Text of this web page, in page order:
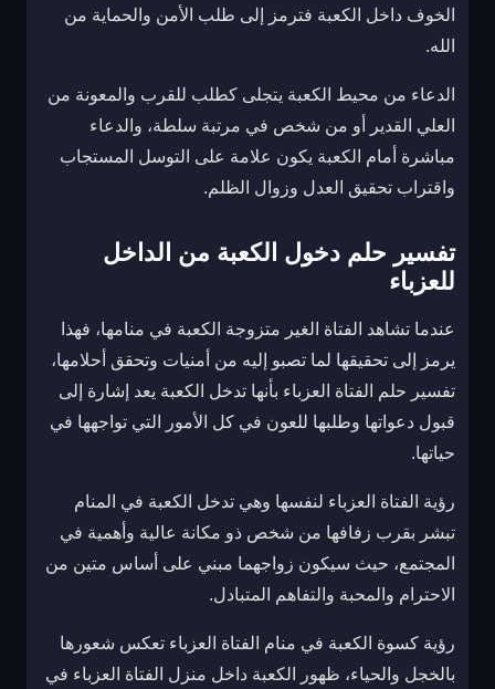
الخوف داخل الكعبة فترمز إلى طلب الأمن والحماية من
الله.
الدعاء من محيط الكعبة يتجلى كطلب للقرب والمعونة من
العلي القدير أو من شخص في مرتبة سلطة، والدعاء
مباشرة أمام الكعبة يكون علامة على التوسل المستجاب
واقتراب تحقيق العدل وزوال الظلم.
تفسير حلم دخول الكعبة من الداخل
للعزباء
عندما تشاهد الفتاة الغير متزوجة الكعبة في منامها، فهذا
يرمز إلى تحقيقها لما تصبو إليه من أمنيات وتحقق أحلامها،
تفسير حلم الفتاة العزباء بأنها تدخل الكعبة يعد إشارة إلى
قبول دعواتها وطلبها للعون في كل الأمور التي تواجهها في
حياتها.
رؤية الفتاة العزباء لنفسها وهي تدخل الكعبة في المنام
تبشر بقرب زفافها من شخص ذو مكانة عالية وأهمية في
المجتمع، حيث سيكون زواجهما مبني على أساس متين من
الاحترام والمحبة والتفاهم المتبادل.
رؤية كسوة الكعبة في منام الفتاة العزباء تعكس شعورها
بالخجل والحياء، ظهور الكعبة داخل منزل الفتاة العزباء في